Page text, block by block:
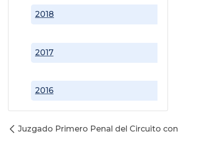
2016
2017
2018
Juzgado Primero Penal del Circuito con